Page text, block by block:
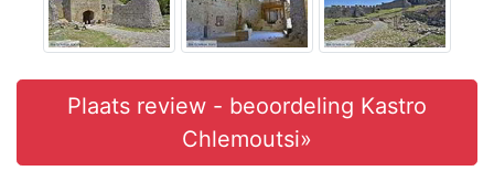
Plaats review - beoordeling Kastro
Chlemoutsi»